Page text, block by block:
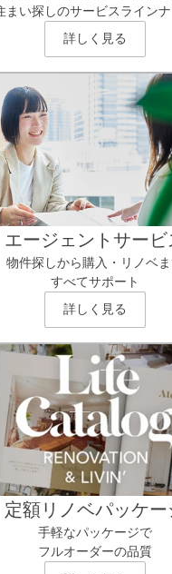
まい探しのサービスライン
詳しく見る
エージェントサービ
物件探しから購入・リノベ
すべてサポート
詳しく見る
定額リノベパッケー
手軽なパッケージで
フルオーダーの品質